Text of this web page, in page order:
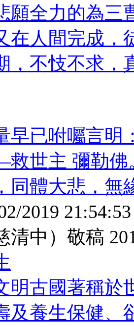
願全力的為三
在人間完成，
，不忮不求，
早已咐囑言明
世主 彌勒佛
同體大悲，無
2019 21:54:53
清中）敬稿
明古國著稱於
及養生保健、